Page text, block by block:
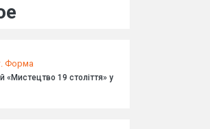
Форма
«Мистецтво 19 століття» у